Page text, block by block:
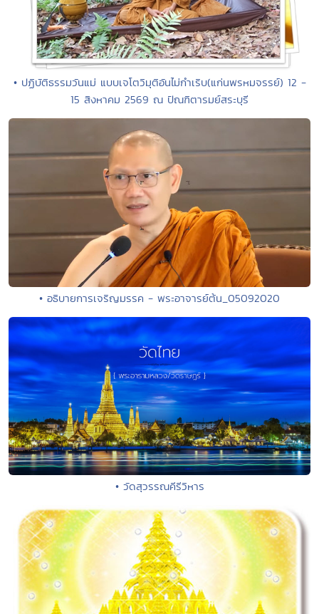
• ปฏิบัติธรรมวันแม่ แบบเจโตวิมุติอันไม่กำเริบ(แก่นพรหมจรรย์) 12 -
15 สิงหาคม 2569 ณ ปัณฑิตารมย์สระบุรี
• อธิบายการเจริญมรรค - พระอาจารย์ต้น_05092020
• วัดสุวรรณคีรีวิหาร